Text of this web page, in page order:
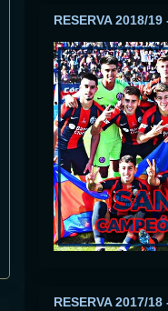
RESERVA 2018/
RESERVA 2017/